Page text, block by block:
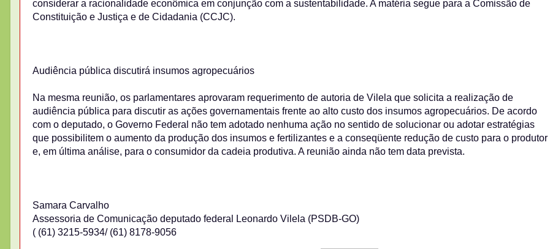
considerar a racionalidade econômica em conjunção com a sustentabilidade. A matéria segue para a Comissão de
Constituição e Justiça e de Cidadania (CCJC).
Audiência pública discutirá insumos agropecuários
Na mesma reunião, os parlamentares aprovaram requerimento de autoria de Vilela que solicita a realização de
audiência pública para discutir as ações governamentais frente ao alto custo dos insumos agropecuários. De acordo
com o deputado, o Governo Federal não tem adotado nenhuma ação no sentido de solucionar ou adotar estratégias
que possibilitem o aumento da produção dos insumos e fertilizantes e a conseqüente redução de custo para o produtor
e, em última análise, para o consumidor da cadeia produtiva. A reunião ainda não tem data prevista.
Samara Carvalho
Assessoria de Comunicação deputado federal Leonardo Vilela (PSDB-GO)
( (61) 3215-5934/ (61) 8178-9056